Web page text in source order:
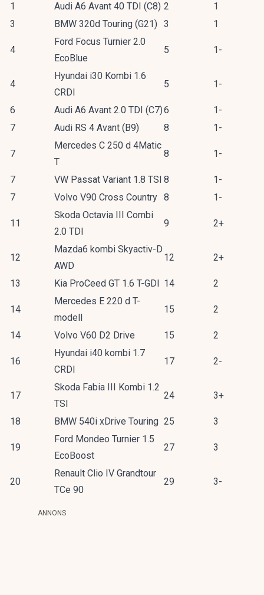
1
Audi A6 Avant 40 TDI (C8) 2
1
3
BMW 320d Touring (G21) 3 1
4
Ford Focus Turnier 2.0
EcoBlue
5 1-
4
Hyundai i30 Kombi 1.6
CRDI
5 1-
6 Audi A6 Avant 2.0 TDI (C7)6
1-
7
Audi RS 4 Avant (B9) 8 1-
7
Mercedes C 250 d 4Matic
T
8 1-
7 VW Passat Variant 1.8 TSI 8
1-
7
Volvo V90 Cross Country 8 1-
11
Skoda Octavia III Combi
2.0 TDI
9 2+
12
Mazda6 kombi Skyactiv-D
AWD
12 2+
13 Kia ProCeed GT 1.6 T-GDI 14 2
14
Mercedes E 220 d T-
modell
15 2
14 Volvo V60 D2 Drive 15 2
16
Hyundai i40 kombi 1.7
CRDI
17 2-
17
Skoda Fabia III Kombi 1.2
TSI
24 3+
18 BMW 540i xDrive Touring 25 3
19
Ford Mondeo Turnier 1.5
EcoBoost
27 3
20
Renault Clio IV Grandtour
TCe 90
29 3-
ANNONS